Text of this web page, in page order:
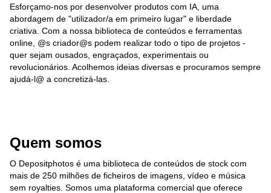
Esforçamo-nos por desenvolver produtos com IA, uma
abordagem de "utilizador/a em primeiro lugar" e liberdade
criativa. Com a nossa biblioteca de conteúdos e ferramentas
online, @s criador@s podem realizar todo o tipo de projetos -
quer sejam ousados, engraçados, experimentais ou
revolucionários. Acolhemos ideias diversas e procuramos sempre
ajudá-l@ a concretizá-las.
Quem somos
O Depositphotos é uma biblioteca de conteúdos de stock com
mais de 250 milhões de ficheiros de imagens, vídeo e música
sem royalties. Somos uma plataforma comercial que oferece